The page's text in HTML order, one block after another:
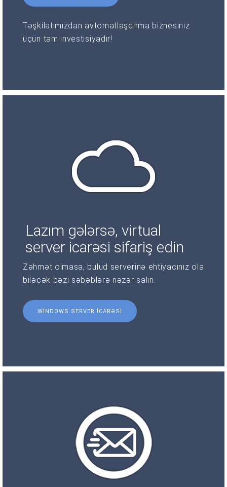
Təşkilatımızdan avtomatlaşdırma biznesiniz
üçün tam investisiyadır!
Lazım gələrsə, virtual
server icarəsi sifariş edin
Zəhmət olmasa, bulud serverinə ehtiyacınız ola
biləcək bəzi səbəblərə nəzər salın.
WINDOWS SERVER ICARƏSI